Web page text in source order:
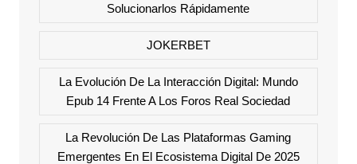
Solucionarlos Rápidamente
JOKERBET
La Evolución De La Interacción Digital: Mundo
Epub 14 Frente A Los Foros Real Sociedad
La Revolución De Las Plataformas Gaming
Emergentes En El Ecosistema Digital De 2025